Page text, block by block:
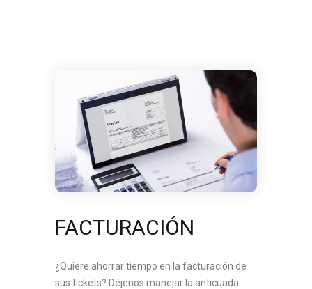
FACTURACIÓN
¿Quiere ahorrar tiempo en la facturación de
sus tickets? Déjenos manejar la anticuada